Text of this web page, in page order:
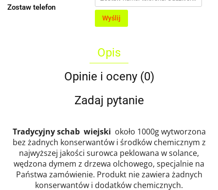
Zostaw telefon
Wyślij
Opis
Opinie i oceny (0)
Zadaj pytanie
Tradycyjny schab wiejski około 1000g wytworzona
bez żadnych konserwantów i środków chemicznym z
najwyższej jakości surowca peklowana w solance,
wędzona dymem z drzewa olchowego, specjalnie na
Państwa zamówienie. Produkt nie zawiera żadnych
konserwantów i dodatków chemicznych.